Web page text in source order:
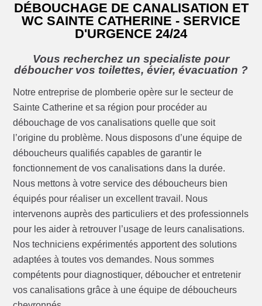
DÉBOUCHAGE DE CANALISATION ET
WC SAINTE CATHERINE - SERVICE
D'URGENCE 24/24
Vous recherchez un specialiste pour
déboucher vos toilettes, évier, évacuation ?
Notre entreprise de plomberie opère sur le secteur de
Sainte Catherine et sa région pour procéder au
débouchage de vos canalisations quelle que soit
l’origine du problème. Nous disposons d’une équipe de
déboucheurs qualifiés capables de garantir le
fonctionnement de vos canalisations dans la durée.
Nous mettons à votre service des déboucheurs bien
équipés pour réaliser un excellent travail. Nous
intervenons auprès des particuliers et des professionnels
pour les aider à retrouver l’usage de leurs canalisations.
Nos techniciens expérimentés apportent des solutions
adaptées à toutes vos demandes. Nous sommes
compétents pour diagnostiquer, déboucher et entretenir
vos canalisations grâce à une équipe de déboucheurs